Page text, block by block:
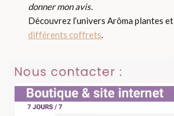
donner mon avis.
Découvrez l’univers Arôma plantes et
différents coffrets.